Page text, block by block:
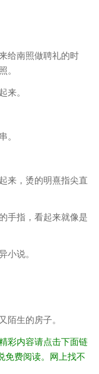
给南照做聘礼的时
。
来。
。
来，烫的明熹指尖直
手指，看起来就像是
小说。
陌生的房子。
彩内容请点击下面链
免费阅读。网上找不